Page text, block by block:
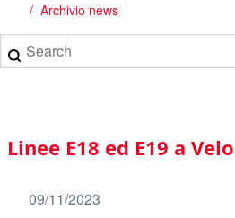
Briciole
di
pane
Archivio news
Search
Main
navigation
Linee E18 ed E19 a
09/11/2023